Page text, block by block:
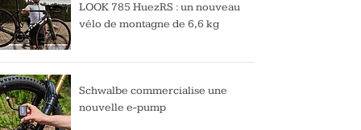
LOOK 785 HuezRS : un nouveau
vélo de montagne de 6,6 kg
Schwalbe commercialise une
nouvelle e-pump